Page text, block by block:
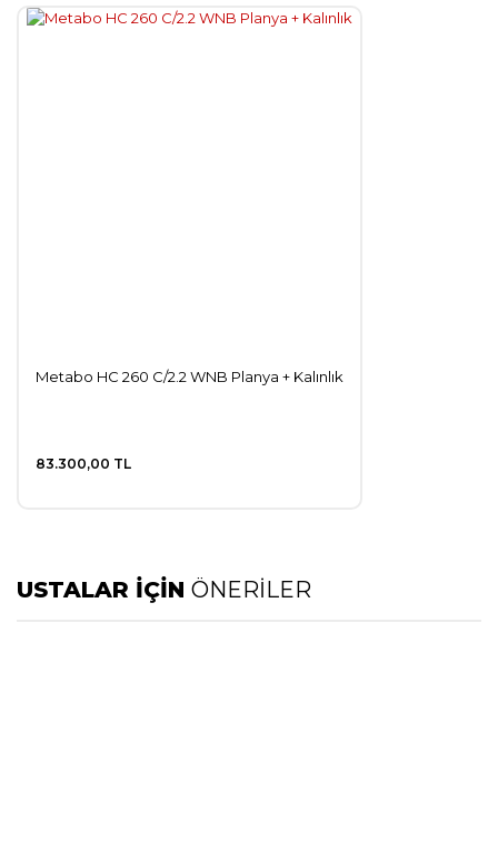
Metabo HC 260 C/2.2 WNB Planya + Kalınlık
83.300,00 TL
USTALAR İÇİN ÖNERİLER